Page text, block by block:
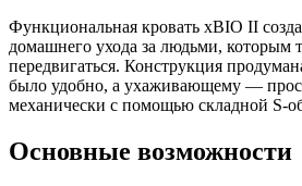
Функциональная кровать xBIO II
домашнего ухода за людьми, которым
передвигаться. Конструкция
было удобно, а ухаживающему —
механически с помощью складной S-
Основные возможности